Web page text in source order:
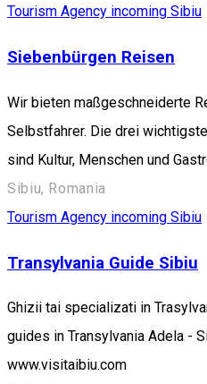
Tourism Agency incoming Sibiu
Siebenbürgen Reisen
Wir bieten maßgeschneiderte
Selbstfahrer. Die drei
sind Kultur, Menschen und
Sibiu, Romania
Tourism Agency incoming Sibiu
Transylvania Guide Sibiu
Ghizii tai specializati in
guides in Transylvania Adela -
www.visitaibiu.com